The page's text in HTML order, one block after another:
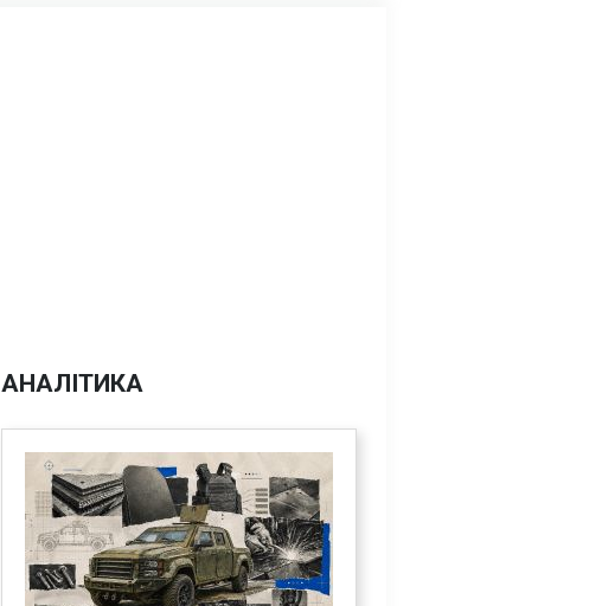
АНАЛІТИКА